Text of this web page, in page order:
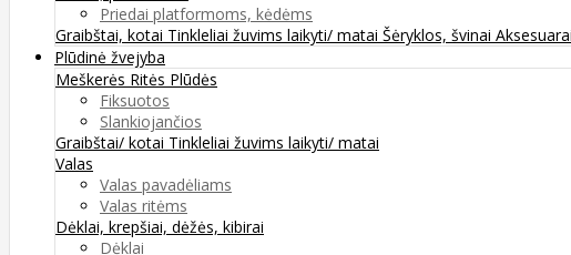
Priedai platformoms, kėdėms
Graibštai, kotai Tinkleliai žuvims laikyti/ matai Šėryklos, švinai Aksesuarai
Plūdinė žvejyba
Meškerės Ritės Plūdės
Fiksuotos
Slankiojančios
Graibštai/ kotai Tinkleliai žuvims laikyti/ matai
Valas
Valas pavadėliams
Valas ritėms
Dėklai, krepšiai, dėžės, kibirai
Dėklai